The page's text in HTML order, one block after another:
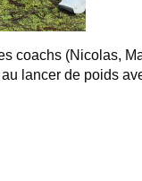
coachs (Nicolas,
lancer de poids